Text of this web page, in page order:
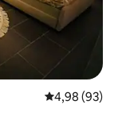
Priemerné
4,98 (93)